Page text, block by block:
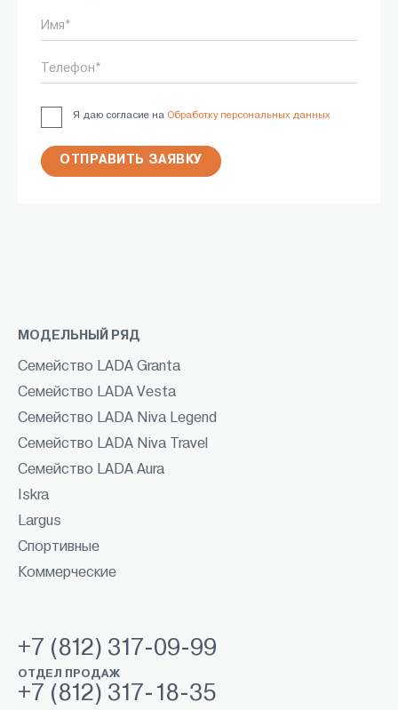
Имя*
Телефон*
Я даю согласие на Обработку персональных данных
ОТПРАВИТЬ ЗАЯВКУ
МОДЕЛЬНЫЙ РЯД
Семейство LADA Granta
Семейство LADA Vesta
Семейство LADA Niva Legend
Семейство LADA Niva Travel
Семейство LADA Aura
Iskra
Largus
Спортивные
Коммерческие
+7 (812) 317-09-99
ОТДЕЛ ПРОДАЖ
+7 (812) 317-18-35